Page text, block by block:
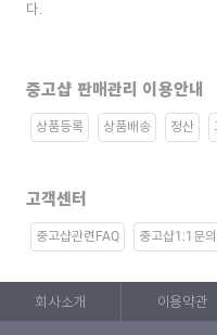
다.
중고샵 판매관리 이용안내
상품등록 상품배송 정산
고객센터
중고샵관련FAQ 중고샵1:1문의
회사소개 이용약관